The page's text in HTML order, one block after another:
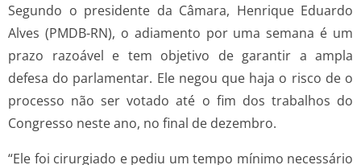
Segundo o presidente da Câmara, Henrique Eduardo
Alves (PMDB-RN), o adiamento por uma semana é um
prazo razoável e tem objetivo de garantir a ampla
defesa do parlamentar. Ele negou que haja o risco de o
processo não ser votado até o fim dos trabalhos do
Congresso neste ano, no final de dezembro.
“Ele foi cirurgiado e pediu um tempo mínimo necessário